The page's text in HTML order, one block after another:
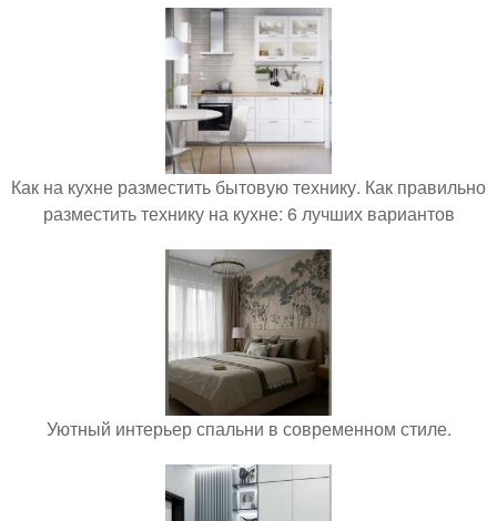
Как на кухне разместить бытовую технику. Как правильно
разместить технику на кухне: 6 лучших вариантов
Уютный интерьер спальни в современном стиле.